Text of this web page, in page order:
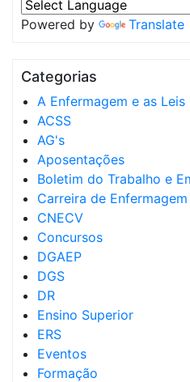
Powered by Translate
Categorias
A Enfermagem e as Leis
ACSS
AG's
Aposentações
Boletim do Trabalho e
Carreira de Enfermagem
CNECV
Concursos
DGAEP
DGS
DR
Ensino Superior
ERS
Eventos
Formação